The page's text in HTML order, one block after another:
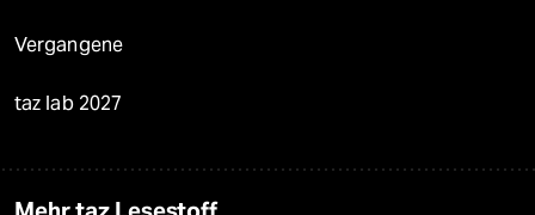
Vergangene
taz lab 2027